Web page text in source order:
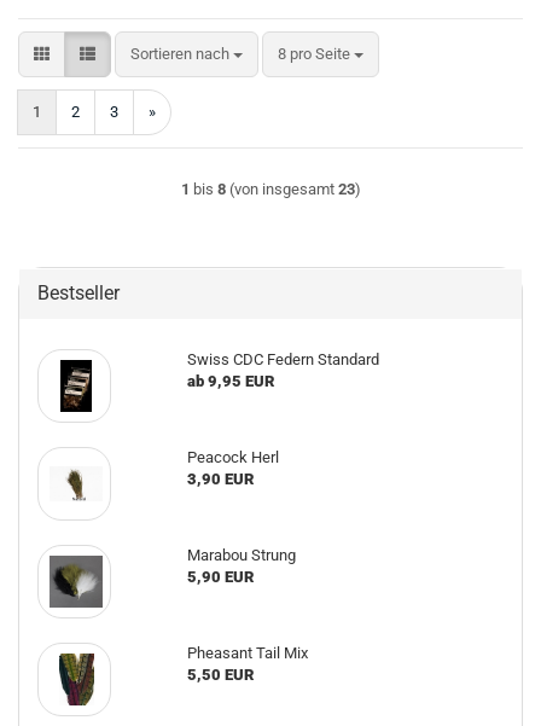
Sortieren nach
Sortieren nach 8 pro Seite
pro Seite
1 2 3 »
1 bis 8(von insgesamt 23)
Bestseller
Swiss CDC Federn Standard
ab 9,95 EUR
Peacock Herl
3,90 EUR
Marabou Strung
5,90 EUR
Pheasant Tail Mix
5,50 EUR